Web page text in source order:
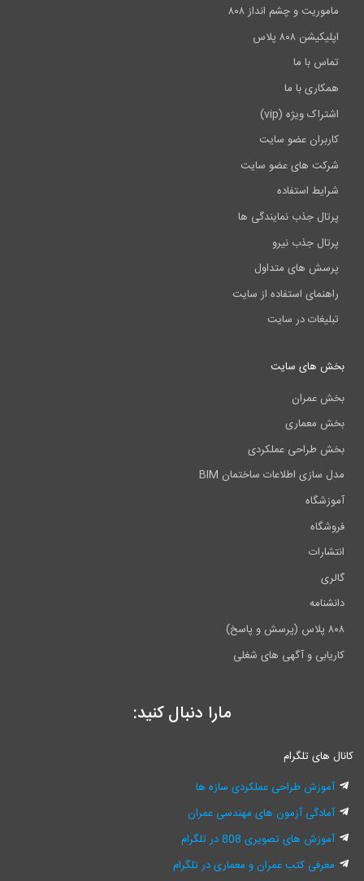
ماموریت و چشم انداز ۸۰۸
اپلیکیشن ۸۰۸ پلاس
تماس با ما
همکاری با ما
اشتراک ویژه (vip)
کاربران عضو سایت
شرکت های عضو سایت
شرایط استفاده
پرتال جذب نمایندگی ها
پرتال جذب نیرو
پرسش های متداول
راهنمای استفاده از سایت
تبلیغات در سایت
بخش های سایت
بخش عمران
بخش معماری
بخش طراحی عملکردی
مدل سازی اطلاعات ساختمان BIM
آموزشگاه
فروشگاه
انتشارات
گالری
دانشنامه
۸۰۸ پلاس (پرسش و پاسخ)
کاریابی و آگهی های شغلی
مارا دنبال کنید:
کانال های تلگرام
آموزش طراحی عملکردی سازه ها
آمادگی آزمون های مهندسی عمران
آموزش های تصویری 808 در تلگرام
معرفی کتب عمران و معماری در تلگرام